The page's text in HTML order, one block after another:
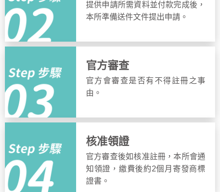
提供申請所需資料並付款完成後，
本所準備送件文件提出申請。
官方審查
官方會審查是否有不得註冊之事
由。
核准領證
官方審查後如核准註冊，本所會通
知領證，繳費後約2個月寄發商標
證書。